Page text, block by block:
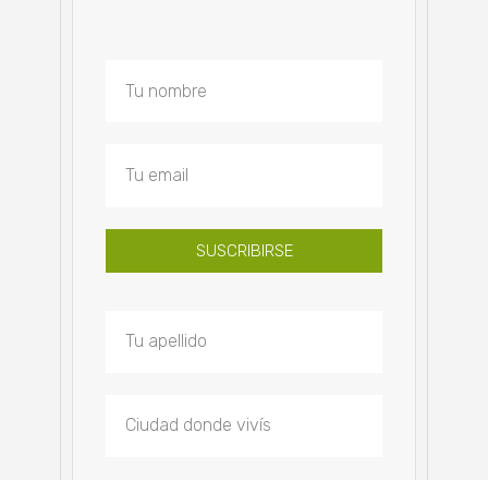
SUSCRIBIRSE